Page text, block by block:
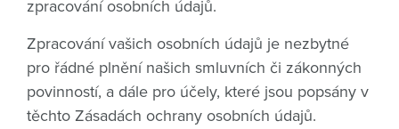
zpracování osobních údajů.
Zpracování vašich osobních údajů je nezbytné
pro řádné plnění našich smluvních či zákonných
povinností, a dále pro účely, které jsou popsány v
těchto Zásadách ochrany osobních údajů.